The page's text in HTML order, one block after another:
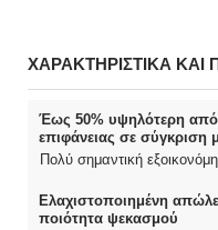
ΧΑΡΑΚΤΗΡΙΣΤΙΚΑ
Έως 50% υψηλότερη
επιφάνειας σε σύγκριση
Πολύ σημαντική
Ελαχιστοποιημένη
ποιότητα ψεκασμού